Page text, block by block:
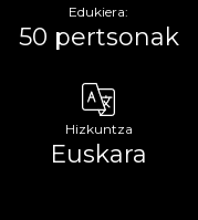
Edukiera:
50 pertsonak
Hizkuntza
Euskara